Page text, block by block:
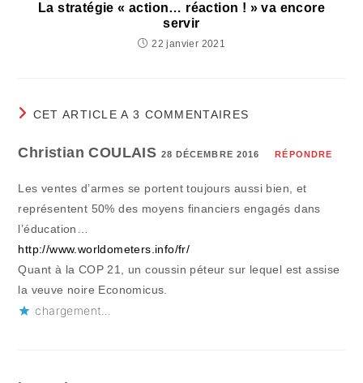
La stratégie « action… réaction ! » va encore
servir
22 janvier 2021
CET ARTICLE A 3 COMMENTAIRES
Christian COULAIS 28 DÉCEMBRE 2016 RÉPONDRE
Les ventes d’armes se portent toujours aussi bien, et
représentent 50% des moyens financiers engagés dans
l’éducation…
http://www.worldometers.info/fr/
Quant à la COP 21, un coussin péteur sur lequel est assise
la veuve noire Economicus.
chargement…